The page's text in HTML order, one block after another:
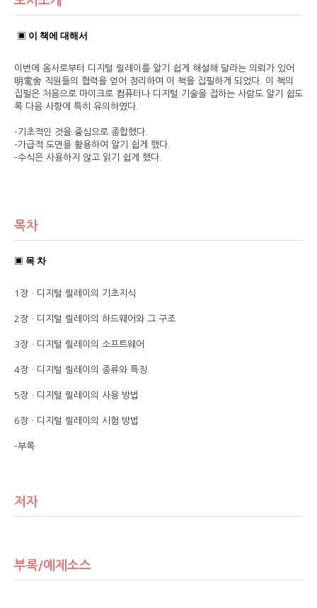
▣ 이 책에 대해서
이번에 옴사로부터 디지털 릴레이를 알기 쉽게 해설해 달라는 의뢰가 있어
明電舍 직원들의 협력을 얻어 정리하여 이 책을 집필하게 되었다. 이 책의
집필은 처음으로 마이크로 컴퓨터나 디지털 기술을 접하는 사람도 알기 쉽도
록 다음 사항에 특히 유의하였다.
-기초적인 것을 중심으로 종합했다.
-가급적 도면을 활용하여 알기 쉽게 했다.
-수식은 사용하지 않고 읽기 쉽게 했다.
목차
▣ 목 차
1장ㆍ디지털 릴레이의 기초지식
2장ㆍ디지털 릴레이의 하드웨어와 그 구조
3장ㆍ디지털 릴레이의 소프트웨어
4장ㆍ디지털 릴레이의 종류와 특징
5장ㆍ디지털 릴레이의 사용 방법
6장ㆍ디지털 릴레이의 시험 방법
-부록
저자
부록/예제소스